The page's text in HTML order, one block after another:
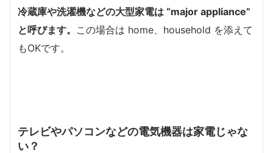
冷蔵庫や洗濯機などの大型家電は “major appliance”
と呼びます。 この場合は home、household を添えて
もOKです。
テレビやパソコンなどの電気機器は家電じゃな
い？